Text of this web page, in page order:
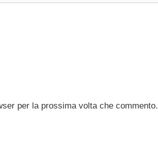
per la prossima volta che commento.